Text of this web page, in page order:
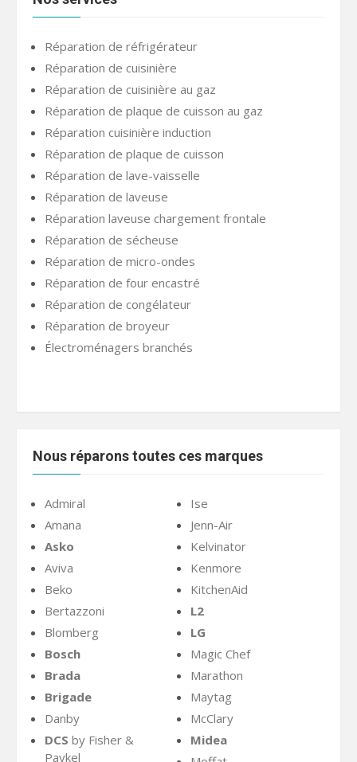
Nous réparons toutes ces marques
Admiral
Amana
Asko
Aviva
Beko
Bertazzoni
Blomberg
Bosch
Brada
Brigade
Danby
DCS by Fisher &
Paykel
Ise
Jenn-Air
Kelvinator
Kenmore
KitchenAid
L2
LG
Magic Chef
Marathon
Maytag
McClary
Midea
Réparation de réfrigérateur
Réparation de cuisinière
Réparation de cuisinière au gaz
Réparation de plaque de cuisson au gaz
Réparation cuisinière induction
Réparation de plaque de cuisson
Réparation de lave-vaisselle
Réparation de laveuse
Réparation laveuse chargement frontale
Réparation de sécheuse
Réparation de micro-ondes
Réparation de four encastré
Réparation de congélateur
Réparation de broyeur
Électroménagers branchés